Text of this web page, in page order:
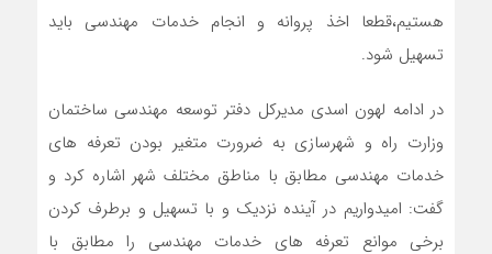
هستیم،قطعا اخذ پروانه و انجام خدمات مهندسی باید
تسهیل شود.
در ادامه لهون اسدی مدیرکل دفتر توسعه مهندسی ساختمان
وزارت راه و شهرسازی به ضرورت متغیر بودن تعرفه های
خدمات مهندسی مطابق با مناطق مختلف شهر اشاره کرد و
گفت: امیدواریم در آینده نزدیک و با تسهیل و برطرف کردن
برخی موانع تعرفه های خدمات مهندسی را مطابق با